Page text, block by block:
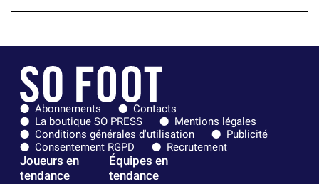
Abonnements
Contacts
La boutique SO PRESS
Mentions légales
Conditions générales d'utilisation
Publicité
Consentement RGPD
Recrutement
Joueurs en
tendance
Équipes en
tendance